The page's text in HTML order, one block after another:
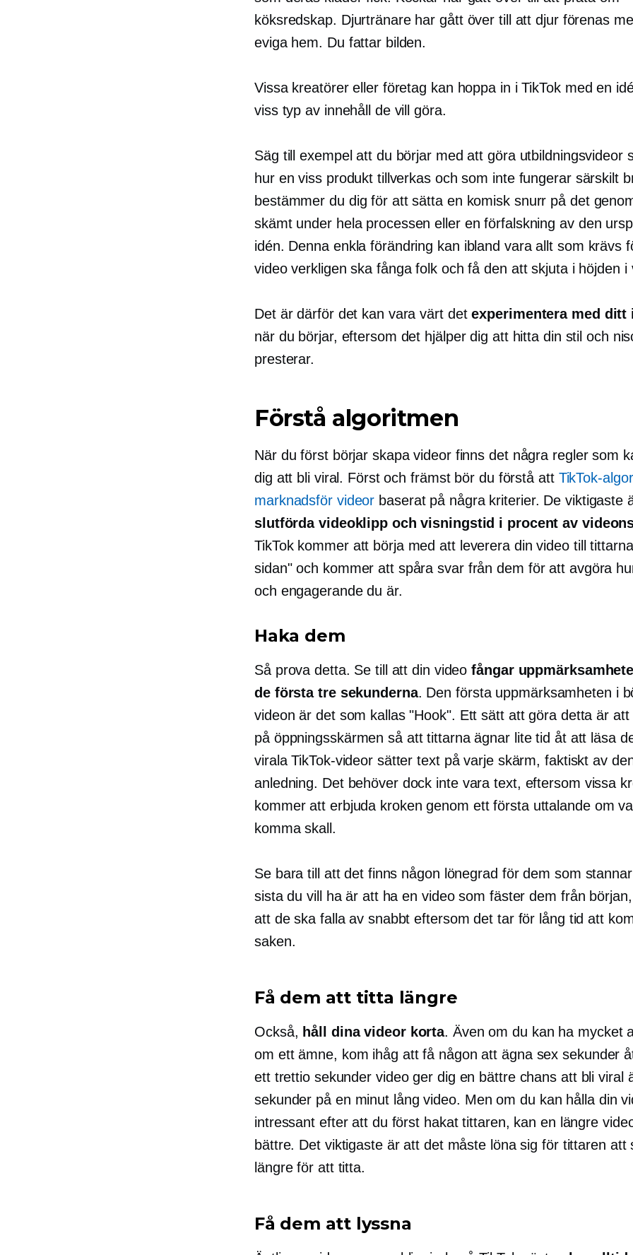
köksredskap. Djurtränare har gått över till att djur förenas
eviga hem. Du fattar bilden.
Vissa kreatörer eller företag kan hoppa in i TikTok med en
viss typ av innehåll de vill göra.
Säg till exempel att du börjar med att göra utbildningsvideor
hur en viss produkt tillverkas och som inte fungerar särskilt
bestämmer du dig för att sätta en komisk snurr på det
skämt under hela processen eller en förfalskning av den
idén. Denna enkla förändring kan ibland vara allt som krävs
video verkligen ska fånga folk och få den att skjuta i höjden i
Det är därför det kan vara värt detexperimentera med ditt
när du börjar, eftersom det hjälper dig att hitta din stil och
presterar.
Förstå algoritmen
När du först börjar skapa videor finns det några regler som
dig att bli viral. Först och främst bör du förstå att TikTok-
marknadsför videor baserat på några kriterier. De viktigaste
slutförda videoklipp och visningstid i procent av
TikTok kommer att börja med att leverera din video till
sidan" och kommer att spåra svar från dem för att avgöra
och engagerande du är.
Haka dem
Så prova detta. Se till att din videofångar
de första tre sekunderna. Den första uppmärksamheten i
videon är det som kallas "Hook". Ett sätt att göra detta är att
på öppningsskärmen så att tittarna ägnar lite tid åt att läsa
virala TikTok-videor sätter text på varje skärm, faktiskt av
anledning. Det behöver dock inte vara text, eftersom vissa
kommer att erbjuda kroken genom ett första uttalande om
komma skall.
Se bara till att det finns någon lönegrad för dem som
sista du vill ha är att ha en video som fäster dem från
att de ska falla av snabbt eftersom det tar för lång tid att
saken.
Få dem att titta längre
Också, håll dina videor korta. Även om du kan ha mycket
om ett ämne, kom ihåg att få någon att ägna sex sekunder
ett trettio sekunder video ger dig en bättre chans att bli viral
sekunder på en minut lång video. Men om du kan hålla din
intressant efter att du först hakat tittaren, kan en längre
bättre. Det viktigaste är att det måste löna sig för tittaren att
längre för att titta.
Få dem att lyssna